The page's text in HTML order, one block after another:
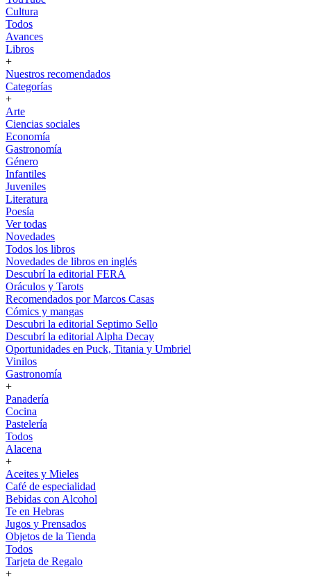
Cultura
Todos
Avances
Libros
+
Nuestros recomendados
Categorías
+
Arte
Ciencias sociales
Economía
Gastronomía
Género
Infantiles
Juveniles
Literatura
Poesía
Ver todas
Novedades
Todos los libros
Novedades de libros en inglés
Descubrí la editorial FERA
Oráculos y Tarots
Recomendados por Marcos Casas
Cómics y mangas
Descubri la editorial Septimo Sello
Descubrí la editorial Alpha Decay
Oportunidades en Puck, Titania y Umbriel
Vinilos
Gastronomía
+
Panadería
Cocina
Pastelería
Todos
Alacena
+
Aceites y Mieles
Café de especialidad
Bebidas con Alcohol
Te en Hebras
Jugos y Prensados
Objetos de la Tienda
Todos
Tarjeta de Regalo
+